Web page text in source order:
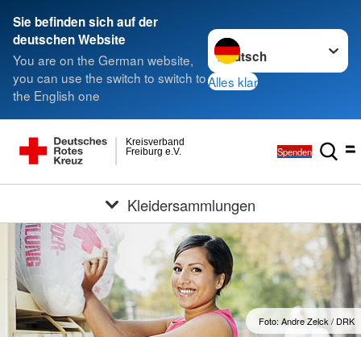
Sie befinden sich auf der
deutschen Website
You are on the German website,
you can use the switch to switch to
the English one
Sprache wechseln zu
Alles klar
Freiburg e.V.
Kreisverband
Spenden
Kleidersammlungen
Foto: Andre Zelck / DRK